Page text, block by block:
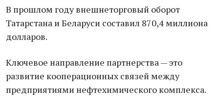
В прошлом году внешнеторговый оборот
Татарстана и Беларуси составил 870,4 миллиона
долларов.
Ключевое направление партнерства — это
развитие кооперационных связей между
предприятиями нефтехимического комплекса.